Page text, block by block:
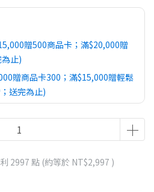
贈500商品卡；滿$20,000贈
止)
贈商品卡300；滿$15,000贈輕鬆
送完為止)
2997 點 (約等於 NT$2,997 )